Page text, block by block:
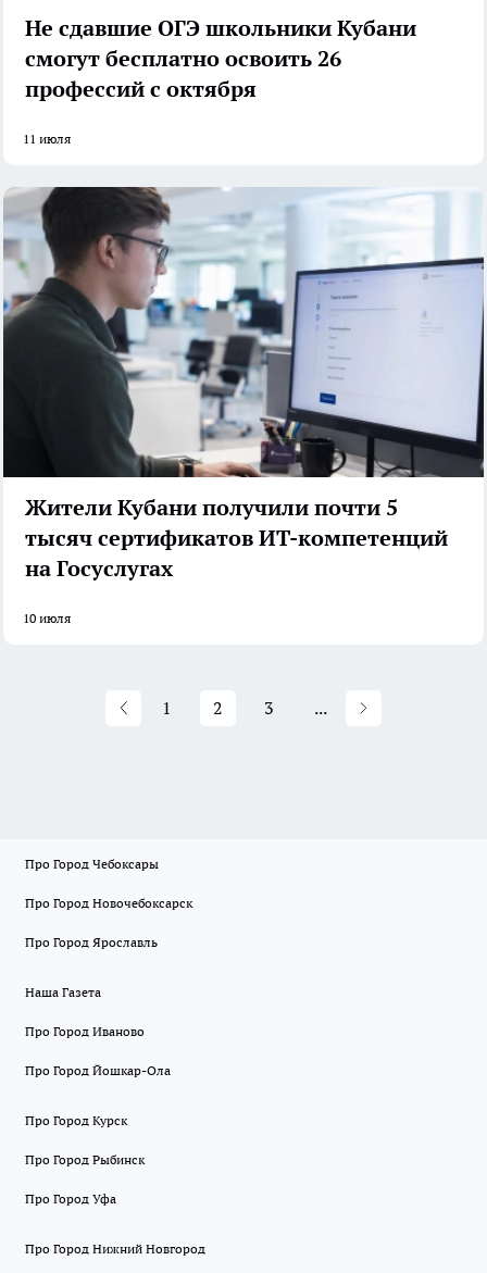
Не сдавшие ОГЭ школьники Кубани
смогут бесплатно освоить 26
профессий с октября
11 июля
Жители Кубани получили почти 5
тысяч сертификатов ИТ-компетенций
на Госуслугах
10 июля
1 2 3 ...
Про Город Чебоксары
Про Город Новочебоксарск
Про Город Ярославль
Наша Газета
Про Город Иваново
Про Город Йошкар-Ола
Про Город Курск
Про Город Рыбинск
Про Город Уфа
Про Город Нижний Новгород